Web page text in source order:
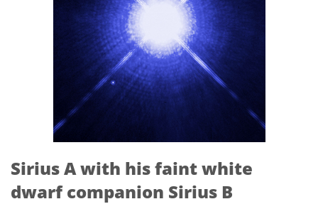
Sirius A with his faint white
dwarf companion Sirius B